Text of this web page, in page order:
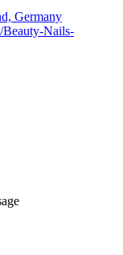
Germany
Nails-